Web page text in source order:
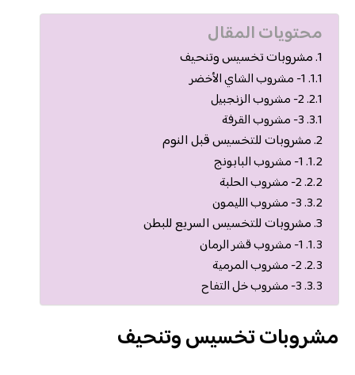
محتويات المقال
مشروبات تخسيس وتنحيف
1- مشروب الشاي الأخضر
2- مشروب الزنجبيل
3- مشروب القرفة
مشروبات للتخسيس قبل النوم
1- مشروب البابونج
2- مشروب الحلبة
3- مشروب الليمون
مشروبات للتخسيس السريع للبطن
1- مشروب قشر الرمان
2- مشروب المرمية
3- مشروب خل التفاح
مشروبات تخسيس وتنحيف